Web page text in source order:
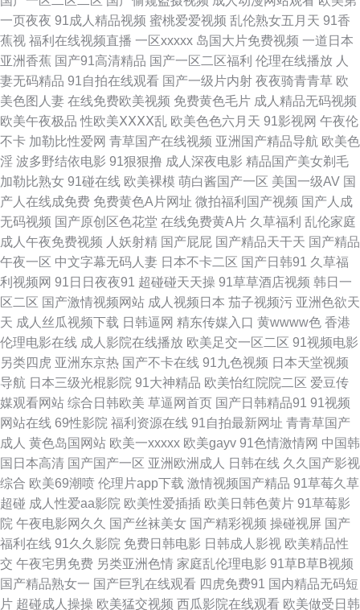
丝袜诱惑 成人伊人网站 丁香五月在线综合 国产精品淫秽视频 海角熟女 黄色
日逼视频 加勒比综合影院 狼友久久 蜜桃福利影院 青青草青娱乐 人人干人人
爽 日本A∨网站 深夜AV网 午夜香蕉视频 香蕉观频 97色亚洲 欧美日韩另类亚
洲 五月天青青草 午夜剧场三级毛片 伊人网综合楼 91蜜桃动漫78 久久国产精
品区 欧美网色 欧美孕妇性爱 日本妞妞基地 日韩人妖 天天干屄网 亚洲色图制
服 伊人久久精品视频 91麻豆香蕉 99桃色色首页 www五月天久久 国产1页
黑料嫩草人人精品 久热精品在线 美女自慰喷水网站 欧洲操逼艺术 日本不卡
不卡不卡 熟女免费视频 老湿AV 福利社毛片 黄色免费网站网址 老司机A片区
免费黄色电影网 青青青色在线 东方av一区黑料 男人午夜网站 日韩无码影城
五月天色色影院 亚洲色图另类图片 在线看黄 俺去啦俺去也操 五月天性生活
3级片av片网 91在线播放视频 www我操欧美 久久草国产精品 欧美日色 日本
少妇亚洲 色色爽成人精品 91传媒熊猫 东京AV热 国家专区一二三 久久艹网
欧美波霸OL 日本色色图 日韩色网站 探花巨乳 午夜福利66 亚洲欧美日韩A片
做爱丝足网 成人五区 国产精品欧美日韩 后入小少妇 久草福利不卡 欧美人妖
在线 日韩福利视频导航 天天干干 亚洲东方色图 91超碰人人 97人人草人人爱
一页夜夜 91成人精品视频 蜜桃爱爱视频 乱伦熟女五月天 91香
蕉视 福利在线视频直播 一区xxxxx 岛国大片免费视频 一道日本
亚洲香蕉 国产91高清精品 国产一区二区福利 伦理在线播放 人
妻无码精品 91自拍在线观看 国产一级片内射 夜夜骑青青草 欧
美色图人妻 在线免费欧美视频 免费黄色毛片 成人精品无码视频
欧美午夜极品 性欧美ⅩⅩⅩⅩ乱 欧美色色六月天 91影视网 午夜伦
不卡 加勒比性爱网 青草国产在线视频 亚洲国产精品导航 欧美色
淫 波多野结依电影 91狠狠撸 成人深夜电影 精品国产美女剃毛
加勒比熟女 91碰在线 欧美裸模 萌白酱国产一区 美国一级AV 国
产人在线成免费 免费黄色A片网址 微拍福利国产视频 国产人成
无码视频 国产原创区色花堂 在线免费黄A片 久草福利 乱伦家庭
成人午夜免费视频 人妖射精 国产屁屁 国产精品天干天 国产精品
午夜一区 中文字幕无码人妻 日本不卡二区 国产日韩91 久草福
利视频网 91日日夜夜91 超碰碰天天操 91草草酒店视频 韩日一
区二区 国产激情视频网站 成人视频日本 茄子视频污 亚洲色欲天
天 成人丝瓜视频下载 日韩逼网 精东传媒入口 黄wwww色 香港
伦理电影在线 成人影院在线播放 欧美足交一区二区 91视频电影
另类四虎 亚洲东京热 国产不卡在线 91九色视频 日本天堂视频
导航 日本三级光棍影院 91大神精品 欧美怡红院院二区 爱豆传
媒观看网站 综合日韩欧美 草逼网首页 国产日韩精品91 91视频
网站在线 69性影院 福利资源在线 91自拍最新网址 青青草国产
成人 黄色岛国网站 欧美一xxxxx 欧美gayv 91色情激情网 中国韩
国日本高清 国产国产一区 亚洲欧洲成人 日韩在线 久久国产影视
综合 欧美69潮喷 伦理片app下载 激情视频国产精品 91草莓久草
超碰 成人性爱aa影院 欧美性爱插插 欧美日韩色黄片 91草莓影
院 午夜电影网久久 国产丝袜美女 国产精彩视频 操碰视屏 国产
福利在线 91久久影院 免费日韩电影 日韩成人影视 欧美精品性
交 午夜宅男免费 另类亚洲色情 家庭乱伦理电影 91草B草B视频
国产精品熟女一 国产巨乳在线观看 四虎免费91 国内精品无码短
片 超碰成人操操 欧美猛交视频 西瓜影院在线观看 欧美做受日韩